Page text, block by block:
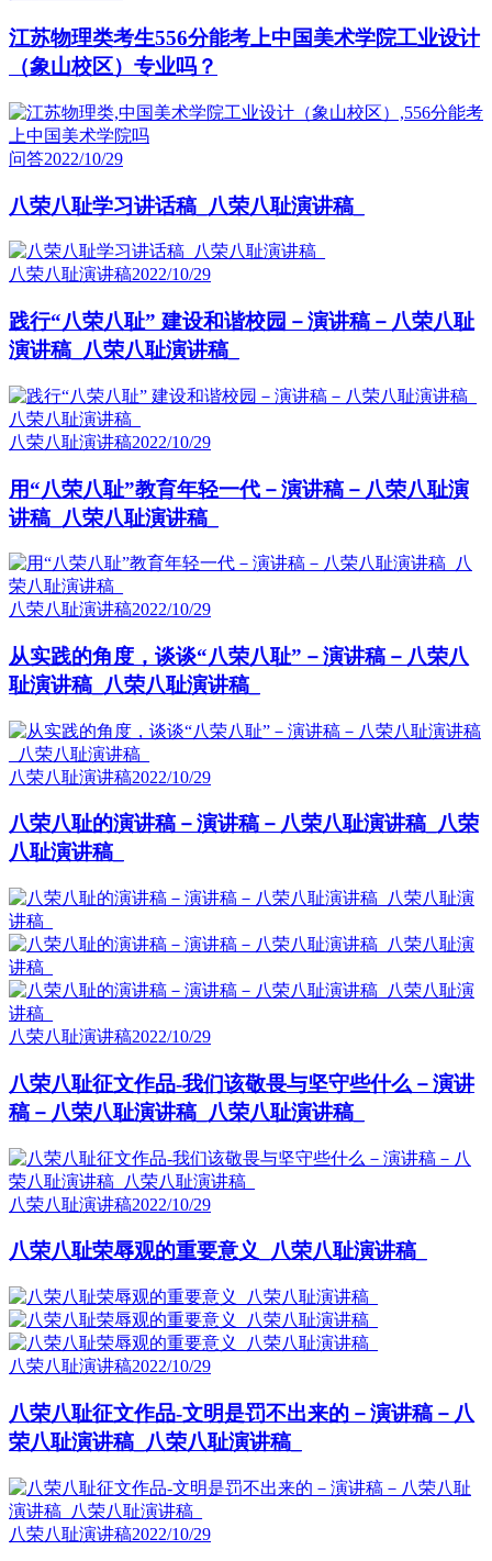
江苏物理类考生556分能考上中国美术学院工业设计
（象山校区）专业吗？
问答2022/10/29
八荣八耻学习讲话稿_八荣八耻演讲稿_
八荣八耻演讲稿2022/10/29
践行“八荣八耻” 建设和谐校园－演讲稿－八荣八耻
演讲稿_八荣八耻演讲稿_
八荣八耻演讲稿2022/10/29
用“八荣八耻”教育年轻一代－演讲稿－八荣八耻演
讲稿_八荣八耻演讲稿_
八荣八耻演讲稿2022/10/29
从实践的角度，谈谈“八荣八耻”－演讲稿－八荣八
耻演讲稿_八荣八耻演讲稿_
八荣八耻演讲稿2022/10/29
八荣八耻的演讲稿－演讲稿－八荣八耻演讲稿_八荣
八耻演讲稿_
八荣八耻演讲稿2022/10/29
八荣八耻征文作品-我们该敬畏与坚守些什么－演讲
稿－八荣八耻演讲稿_八荣八耻演讲稿_
八荣八耻演讲稿2022/10/29
八荣八耻荣辱观的重要意义_八荣八耻演讲稿_
八荣八耻演讲稿2022/10/29
八荣八耻征文作品-文明是罚不出来的－演讲稿－八
荣八耻演讲稿_八荣八耻演讲稿_
八荣八耻演讲稿2022/10/29